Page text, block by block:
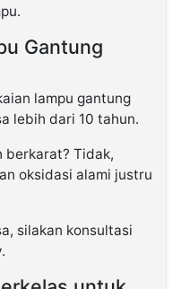
Gantung
lampu gantung
lebih dari 10 tahun.
berkarat? Tidak,
oksidasi alami justru
silakan konsultasi